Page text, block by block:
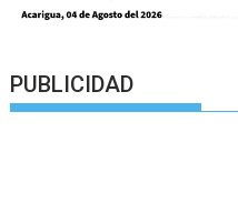
PUBLICIDAD